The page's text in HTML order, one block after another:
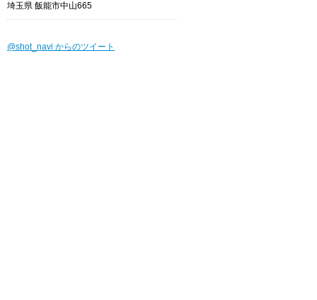
埼玉県 飯能市中山665
@shot_navi からのツイート